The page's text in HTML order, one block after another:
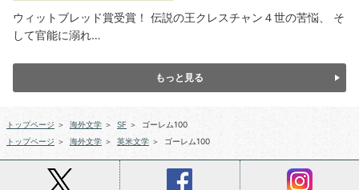
ウィットブレッド賞受賞！ 伝説の王クレスチャン４世の苦悩、 そ
して官能に溺れ…
もっと見る
トップページ ＞ 海外文学 ＞ SF ＞
ゴーレム100
トップページ ＞ 海外文学 ＞ 英米文学 ＞ ゴーレム100